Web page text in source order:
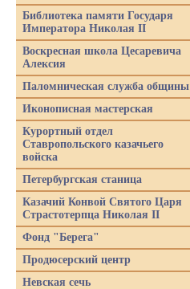
Библиотека памяти Государя
Императора Николая II
Воскресная школа Цесаревича
Алексия
Паломническая служба общины
Иконописная мастерская
Курортный отдел
Ставропольского казачьего
войска
Петербургская станица
Казачий Конвой Святого Царя
Страстотерпца Николая II
Фонд "Берега"
Продюсерский центр
Невская сечь